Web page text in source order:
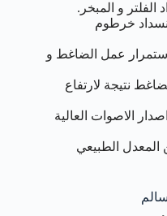
الفلتر و المبخر.
خرطوم
عمل الضاغط و
نتيجة لارتفاع
الاصوات العالية
المعدل الطبيعي